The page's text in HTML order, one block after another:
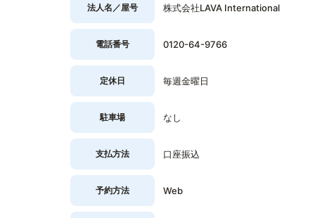
法人名／屋号 株式会社LAVA International
電話番号 0120-64-9766
定休日 毎週金曜日
駐車場 なし
支払方法 口座振込
予約方法 Web